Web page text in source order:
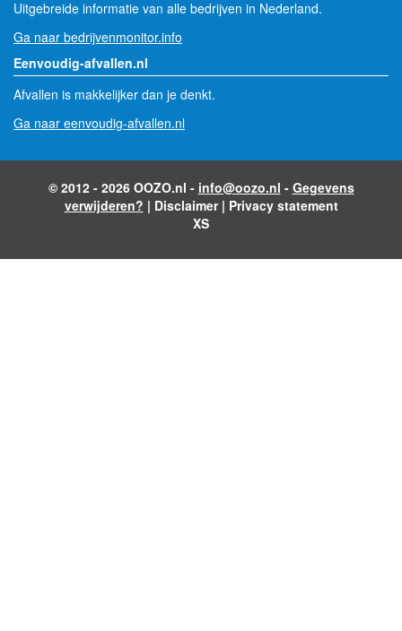
Uitgebreide informatie van alle bedrijven in Nederland.
Ga naar bedrijvenmonitor.info
Eenvoudig-afvallen.nl
Afvallen is makkelijker dan je denkt.
Ga naar eenvoudig-afvallen.nl
© 2012 - 2026 OOZO.nl - info@oozo.nl - Gegevens
verwijderen? | Disclaimer| Privacy statement
XS